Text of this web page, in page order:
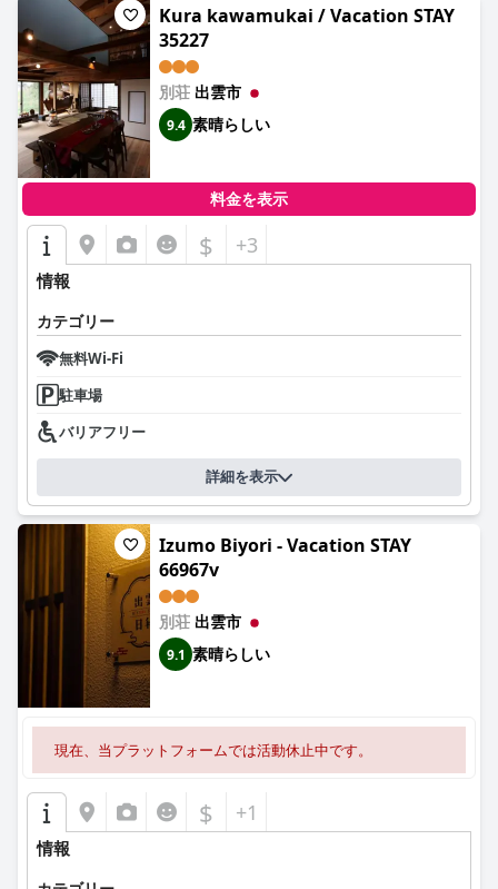
Kura kawamukai / Vacation STAY
35227
別荘 出雲市
9.4 素晴らしい
料金を表示
$ +3
情報
カテゴリー
無料Wi-Fi
駐車場
バリアフリー
詳細を表示
Izumo Biyori - Vacation STAY
66967v
別荘 出雲市
9.1 素晴らしい
現在、当プラットフォームでは活動休止中です。
$ +1
情報